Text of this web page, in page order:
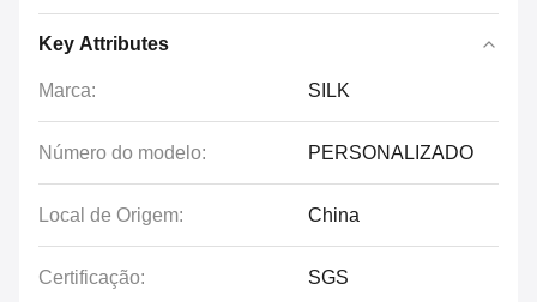
Key Attributes
Marca: SILK
Número do modelo: PERSONALIZADO
Local de Origem: China
Certificação: SGS